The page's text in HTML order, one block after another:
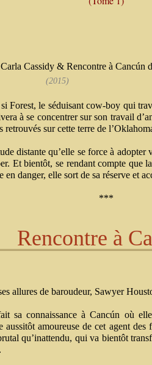
(2015)
Forest, le séduisant cow-boy qui
à se concentrer sur son travail
retrouvés sur cette terre de
distante qu’elle se force à adopter
Et bientôt, se rendant compte que
en danger, elle sort de sa réserve et
***
Rencontre à
allures de baroudeur, Sawyer
sa connaissance à Cancún où
aussitôt amoureuse de cet agent
qu’inattendu, qui va bientôt